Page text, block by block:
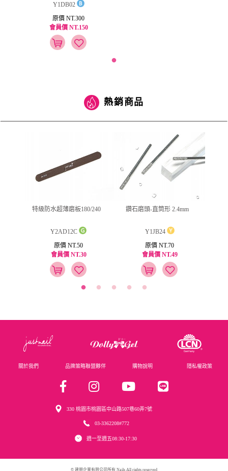
Y1DB02
原價 NT.300
會員價 NT.150
熱銷商品
特級防水超薄磨板180/240
Y2AD12C
原價 NT.50
會員價 NT.30
鑽石磨頭-直筒形 2.4mm
Y1JB24
原價 NT.70
會員價 NT.49
關於我們 品牌策略聯盟夥伴 購物說明 隱私權政策
330 桃園市桃園區中山路507巷60弄7號
03-3362208#772
週一至週五08:30-17:30
© 建朋企業有限公司所有 Nails All rights reserved